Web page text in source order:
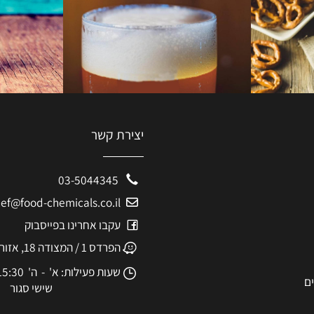
יצירת קשר
03-5044345
chemicals.co.il
עקבו אחרינו בפייסבוק